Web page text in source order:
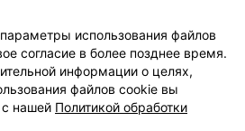
персональных данных
использования файлов
согласие в более позднее время.
информации о целях,
файлов cookie вы
нашей Политикой обработки